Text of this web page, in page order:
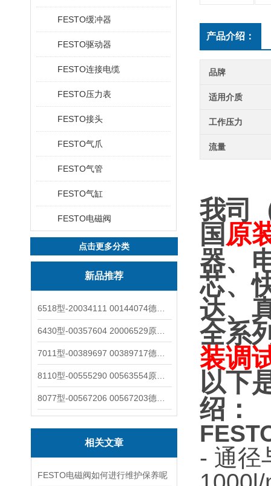
FESTO缓冲器
FESTO驱动器
FESTO连接电缆
FESTO压力表
FESTO接头
FESTO气爪
FESTO气管
FESTO气缸
FESTO电磁阀
点击更多分类
新品推荐
相关文章
FESTO电磁阀如何进行维护保养呢
产品介绍：
品牌
适用介质
工作压力
流量
我司
国 原
器、
芯、
达、
全系
装调
以下
绍：
- 通径